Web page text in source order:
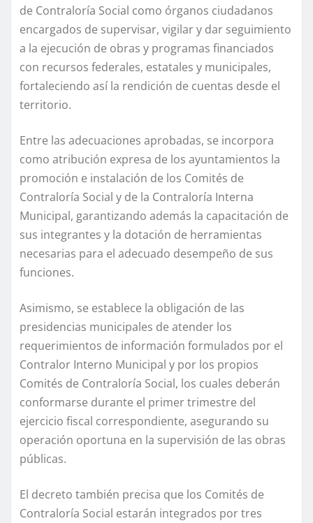
de Contraloría Social como órganos ciudadanos
encargados de supervisar, vigilar y dar seguimiento
a la ejecución de obras y programas financiados
con recursos federales, estatales y municipales,
fortaleciendo así la rendición de cuentas desde el
territorio.
Entre las adecuaciones aprobadas, se incorpora
como atribución expresa de los ayuntamientos la
promoción e instalación de los Comités de
Contraloría Social y de la Contraloría Interna
Municipal, garantizando además la capacitación de
sus integrantes y la dotación de herramientas
necesarias para el adecuado desempeño de sus
funciones.
Asimismo, se establece la obligación de las
presidencias municipales de atender los
requerimientos de información formulados por el
Contralor Interno Municipal y por los propios
Comités de Contraloría Social, los cuales deberán
conformarse durante el primer trimestre del
ejercicio fiscal correspondiente, asegurando su
operación oportuna en la supervisión de las obras
públicas.
El decreto también precisa que los Comités de
Contraloría Social estarán integrados por tres